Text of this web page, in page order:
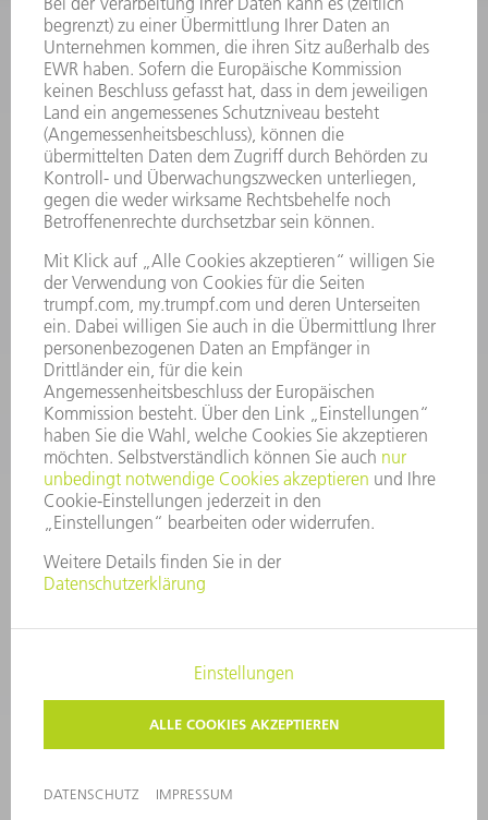
INFORMATION
Häufig gestellte Fragen
Allgemeine Geschäftsbedingungen
KONTAKT
Kundenbetreuung TRUMPF Werkzeugmaschinen
+49 7156 303 33222
Mo - Fr: 07:30 - 17:30 Uhr
Erweiterte Rufbereitschaft per Service App Mo - Fr:
06:30 - 20.00 Uhr Sa: 07:00 - 12:00 Uhr
Kundenbetreuung@trumpf.com
KONTAKT
Service TRUMPF Lasertechnik
+49 7156 303 37444
Mo - Fr: 07:30 - 18:00 Uhr
Additive Manufacturing 07:30 - 17:30 Uhr
spareparts.tld@trumpf.com
COPYRIGHT UND MARKENZEICHEN
NUTZUNGSBEDINGUNGEN
AGB
©2026